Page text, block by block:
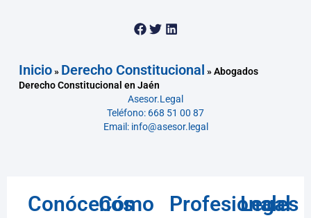
Inicio» Derecho Constitucional »Abogados
Derecho Constitucional en Jaén
Asesor.Legal
Teléfono: 668 51 00 87
Email: info@asesor.legal
Conócenos
Cómo
Profesionales
Legal